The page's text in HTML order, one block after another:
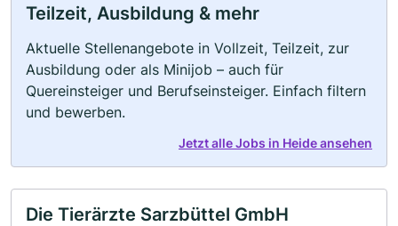
Teilzeit, Ausbildung & mehr
Aktuelle Stellenangebote in Vollzeit, Teilzeit, zur
Ausbildung oder als Minijob – auch für
Quereinsteiger und Berufseinsteiger. Einfach filtern
und bewerben.
Jetzt alle Jobs in Heide ansehen
Die Tierärzte Sarzbüttel GmbH